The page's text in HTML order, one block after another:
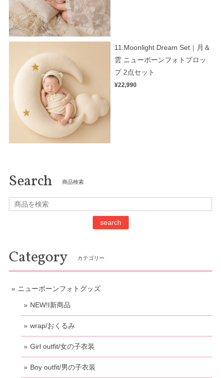
11.Moonlight Dream Set｜月＆
雲 ニューボーンフォトプロッ
プ 2点セット
¥22,990
Search 商品検索
search
Category カテゴリー
ニューボーンフォトグッズ
NEW!I新商品
wrap/おくるみ
Girl outfit/女の子衣装
Boy outfit/男の子衣装